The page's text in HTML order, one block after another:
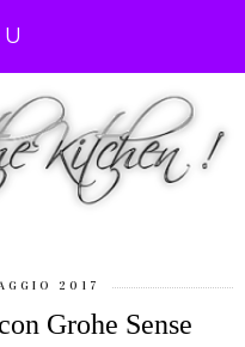
2017
Grohe Sense